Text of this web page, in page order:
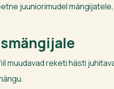
juuniorimudel
muudavad reketi hästi